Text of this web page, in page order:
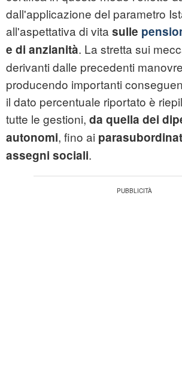
dall'applicazione del parametro
all'aspettativa di vita sulle
e di anzianità. La stretta sui
derivanti dalle precedenti
producendo importanti
il dato percentuale riportato è
tutte le gestioni, da quella dei
autonomi, fino ai
assegni sociali.